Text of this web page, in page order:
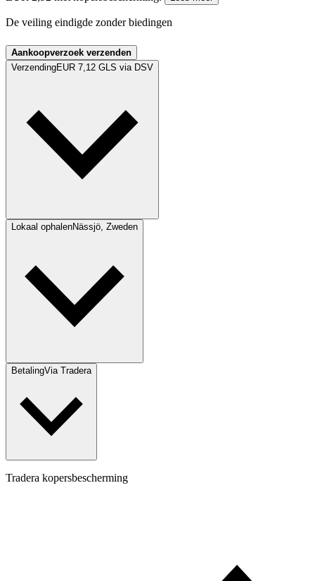
De veiling eindigde zonder biedingen
Aankoopverzoek verzenden
VerzendingEUR 7,12 GLS via DSV
Lokaal ophalenNässjö, Zweden
BetalingVia Tradera
Tradera kopersbescherming